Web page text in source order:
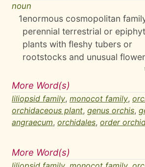
noun
1enormous cosmopolitan
perennial terrestrial or
plants with fleshy tubers or
rootstocks and unusual
More Word(s)
liliopsid family, monocot family,
orchidaceous plant, genus orchis,
angraecum, orchidales, order
More Word(s)